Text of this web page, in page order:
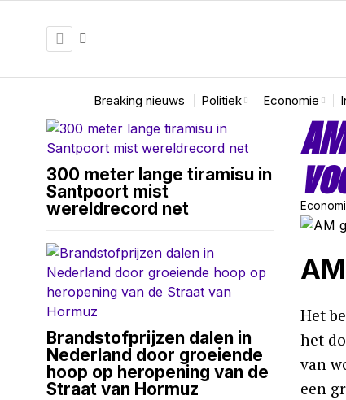
Breaking nieuws Politiek Economie
Het
het
van
een
300 meter lange tiramisu in
Santpoort mist
wereldrecord net
Brandstofprijzen dalen in
Nederland door groeiende
hoop op heropening van de
Straat van Hormuz